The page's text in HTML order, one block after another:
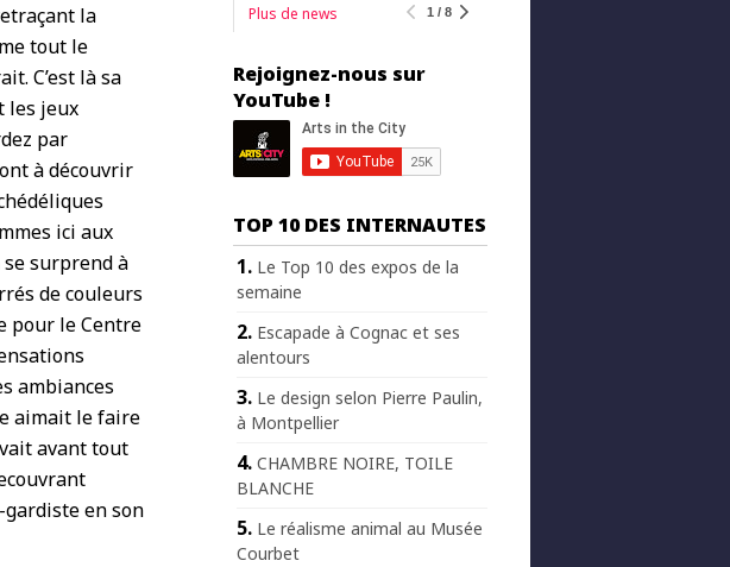
la
tout le
C’est là sa
les jeux
par
à découvrir
ici aux
se surprend à
de couleurs
pour le Centre
ambiances
aimait le faire
avant tout
gardiste en son
Plus de news 1 / 8
Rejoignez-nous sur
YouTube !
TOP 10 DES INTERNAUTES
Le Top 10 des expos de la
semaine
Escapade à Cognac et ses
alentours
Le design selon Pierre Paulin,
à Montpellier
CHAMBRE NOIRE, TOILE
BLANCHE
Le réalisme animal au Musée
Courbet